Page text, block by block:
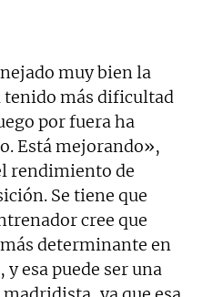
muy bien la
más dificultad
por fuera ha
Está mejorando»,
rendimiento de
Se tiene que
cree que
determinante en
esa puede ser una